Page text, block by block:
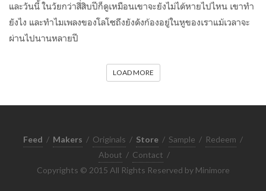
และวันนี้ ในวัยกว่าสี่สิบปีก็ดูเหมือนเขาจะยังไม่ได้หายไปไหน เขาทำ
ยังไง และทำไมเพลงของโลโซถึงยังดังก้องอยู่ในหูของเราแม้เวลาจะ
ผ่านไปนานหลายปี
LOAD MORE
Feed / Makers / Originals / Store / Sample / Redeem /
About / Contact /
Copyrights © 2015 All Rights Reserved by Minimore